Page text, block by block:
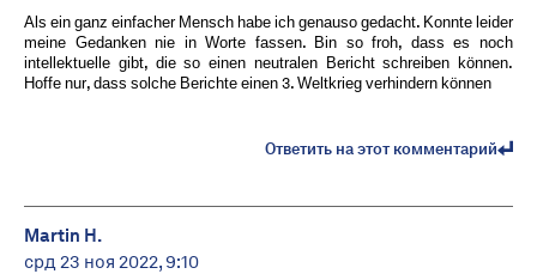
Als ein ganz einfacher Mensch habe ich genauso gedacht. Konnte leider
meine Gedanken nie in Worte fassen. Bin so froh, dass es noch
intellektuelle gibt, die so einen neutralen Bericht schreiben können.
Hoffe nur, dass solche Berichte einen 3. Weltkrieg verhindern können
Ответить на этот комментарий
Martin H.
срд 23 ноя 2022, 9:10